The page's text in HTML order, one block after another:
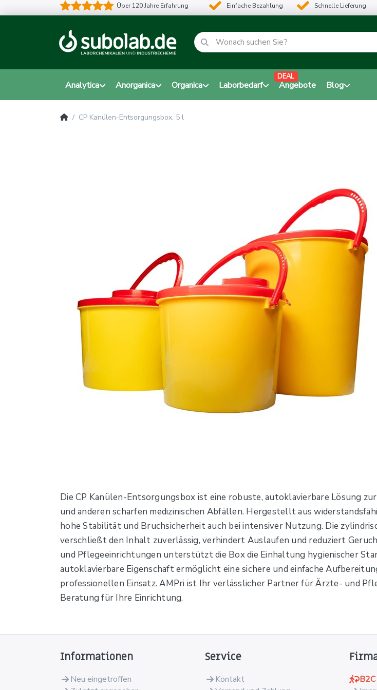
Über 120 Jahre Erfahrung Einfache Bezahlung Schnelle Lieferung
Analytica Anorganica Organica Laborbedarf Angebote
DEAL
Blog
CP Kanülen-Entsorgungsbox, 5 l
Die CP Kanülen-Entsorgungsbox ist eine robuste, autoklavierbare Lösung
und anderen scharfen medizinischen Abfällen. Hergestellt aus
hohe Stabilität und Bruchsicherheit auch bei intensiver Nutzung. Die
verschließt den Inhalt zuverlässig, verhindert Auslaufen und reduziert
und Pflegeeinrichtungen unterstützt die Box die Einhaltung hygienischer
autoklavierbare Eigenschaft ermöglicht eine sichere und einfache
professionellen Einsatz. AMPri ist Ihr verlässlicher Partner für Ärzte- und
Beratung für Ihre Einrichtung.
Informationen
Neu eingetroffen
Service
Kontakt